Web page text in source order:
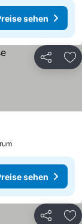
sehen
Teilen
sehen
Teilen